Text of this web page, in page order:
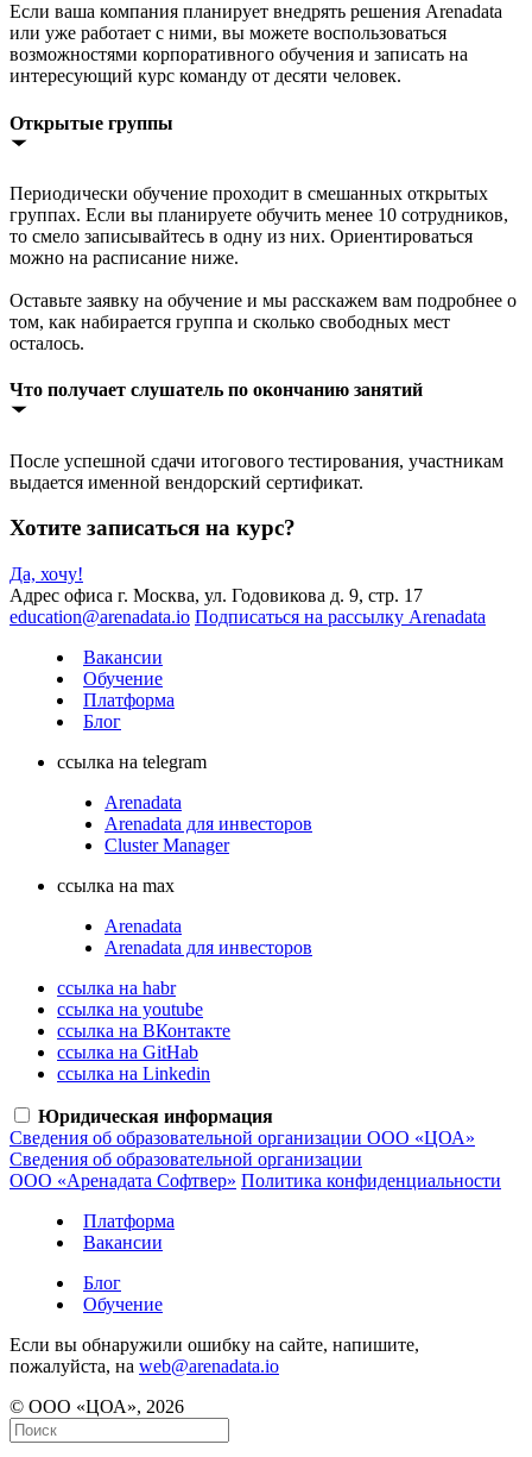
Если ваша компания планирует внедрять решения Arenadata
или уже работает с ними, вы можете воспользоваться
возможностями корпоративного обучения и записать на
интересующий курс команду от десяти человек.
Открытые группы
Периодически обучение проходит в смешанных открытых
группах. Если вы планируете обучить менее 10 сотрудников,
то смело записывайтесь в одну из них. Ориентироваться
можно на расписание ниже.
Оставьте заявку на обучение и мы расскажем вам подробнее о
том, как набирается группа и сколько свободных мест
осталось.
Что получает слушатель по окончанию занятий
После успешной сдачи итогового тестирования, участникам
выдается именной вендорский сертификат.
Хотите записаться на курс?
Да, хочу!
Адрес офиса г. Москва, ул. Годовикова д. 9, стр. 17
education@arenadata.io Подписаться на рассылку Arenadata
Вакансии
Обучение
Платформа
Блог
ссылка на telegram
Arenadata
Arenadata для инвесторов
Cluster Manager
ссылка на max
Arenadata
Arenadata для инвесторов
ссылка на habr
ссылка на youtube
ссылка на ВКонтакте
ссылка на GitHab
ссылка на Linkedin
Юридическая информация
Сведения об образовательной организации ООО «ЦОА»
Сведения об образовательной организации
ООО «Аренадата Софтвер» Политика конфиденциальности
Платформа
Вакансии
Блог
Обучение
Если вы обнаружили ошибку на сайте, напишите,
пожалуйста, на web@arenadata.io
© ООО «ЦОА», 2026